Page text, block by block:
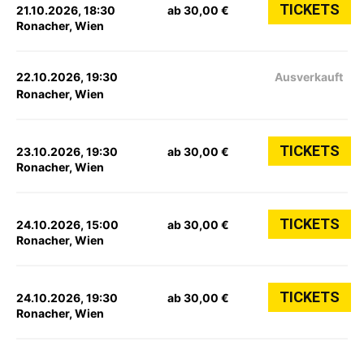
21.10.2026, 18:30
Ronacher, Wien
ab 30,00 € TICKETS
22.10.2026, 19:30
Ronacher, Wien
Ausverkauft
23.10.2026, 19:30
Ronacher, Wien
ab 30,00 € TICKETS
24.10.2026, 15:00
Ronacher, Wien
ab 30,00 € TICKETS
24.10.2026, 19:30
Ronacher, Wien
ab 30,00 € TICKETS